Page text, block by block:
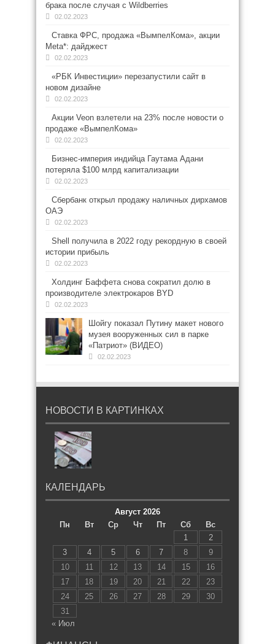
брака после случая с Wildberries
02.02.2023
Ставка ФРС, продажа «ВымпелКома», акции
Meta*: дайджест
02.02.2023
«РБК Инвестиции» перезапустили сайт в
новом дизайне
02.02.2023
Акции Veon взлетели на 23% после новости о
продаже «ВымпелКома»
02.02.2023
Бизнес-империя индийца Гаутама Адани
потеряла $100 млрд капитализации
02.02.2023
Сбербанк открыл продажу наличных дирхамов
ОАЭ
02.02.2023
Shell получила в 2022 году рекордную в своей
истории прибыль
02.02.2023
Холдинг Баффета снова сократил долю в
производителе электрокаров BYD
02.02.2023
Шойгу показал Путину макет нового
музея вооруженных сил в парке
«Патриот» (ВИДЕО)
02.02.2023
НОВОСТИ В КАРТИНКАХ
КАЛЕНДАРЬ
Август 2026
Пн
Вт Ср Чт Пт Сб
Вс
1
2
3
4 5 6 7 8
9
10
11 12 13 14 15
16
17
18 19 20 21 22
23
24
25 26 27 28 29
30
31
« Июл